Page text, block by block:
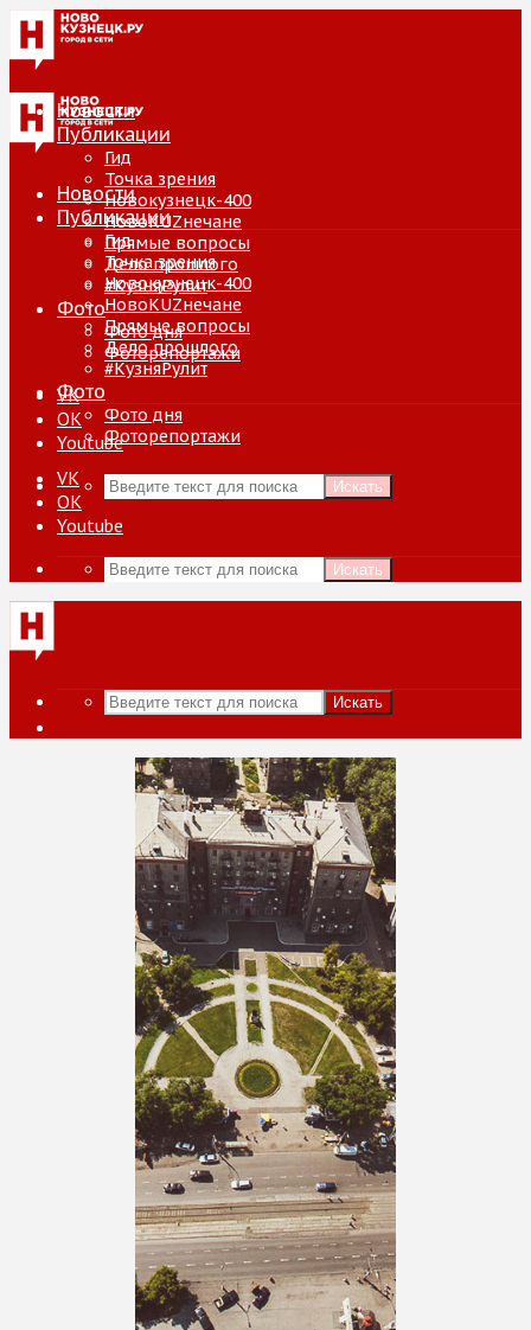
Новости
Публикации
Гид
Точка зрения
Новокузнецк-400
НовоKUZнечане
Прямые вопросы
Дело прошлого
#КузняРулит
Фото
Фото дня
Фоторепортажи
VK
ОК
Youtube
Искать
Новости
Публикации
Гид
Точка зрения
Новокузнецк-400
НовоKUZнечане
Прямые вопросы
Дело прошлого
#КузняРулит
Фото
Фото дня
Фоторепортажи
VK
ОК
Youtube
Искать
Искать